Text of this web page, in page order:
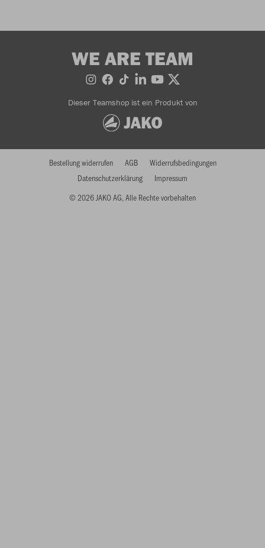
WE ARE TEAM
Dieser Teamshop ist ein Produkt von
© 2026 JAKO AG, Alle Rechte vorbehalten
Bestellung widerrufen AGB
Widerrufsbedingungen
Datenschutzerklärung
Impressum